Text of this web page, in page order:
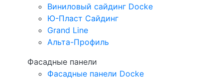
Виниловый сайдинг Docke
Ю-Пласт Сайдинг
Grand Line
Альта-Профиль
Фасадные панели
Фасадные панели Docke